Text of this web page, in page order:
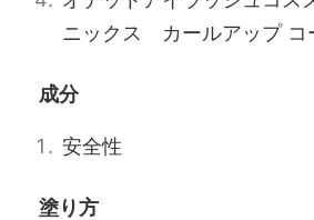
ニックス カールアップ コ
成分
安全性
塗り方